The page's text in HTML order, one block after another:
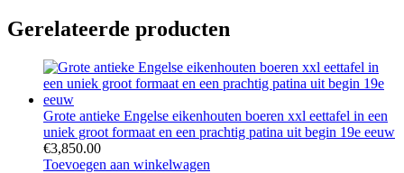
Gerelateerde producten
Grote antieke Engelse eikenhouten boeren xxl eettafel in een
uniek groot formaat en een prachtig patina uit begin 19e eeuw
€3,850.00
Toevoegen aan winkelwagen